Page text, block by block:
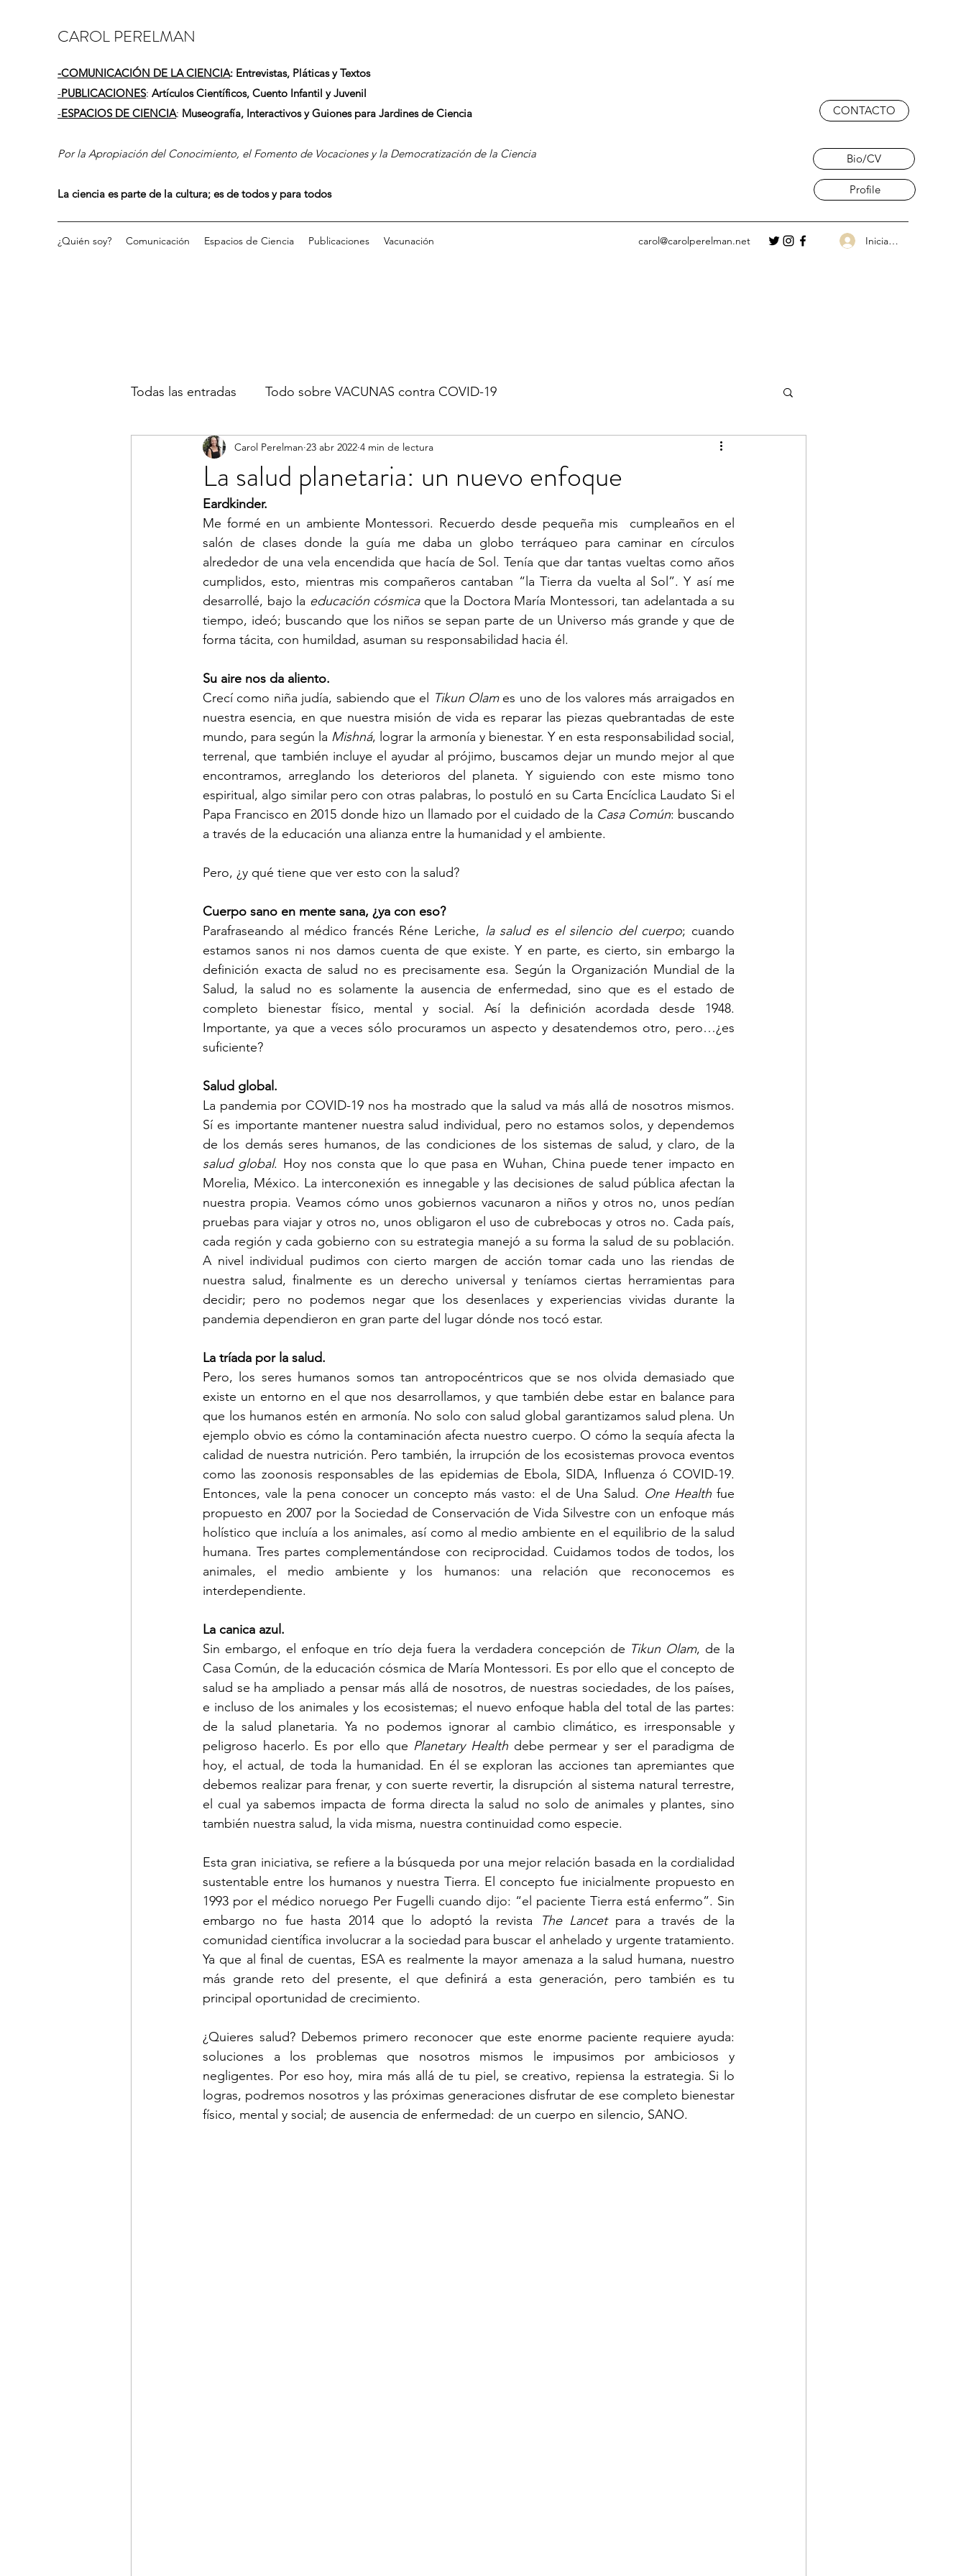
CAROL PERELMAN
-COMUNICACIÓN DE LA CIENCIA: Entrevistas, Pláticas y Textos
-PUBLICACIONES: Artículos Científicos, Cuento Infantil y Juvenil
-ESPACIOS DE CIENCIA: Museografía, Interactivos y Guiones para Jardines de Ciencia
Por la Apropiación del Conocimiento, el Fomento de Vocaciones y la Democratización de la Ciencia
La ciencia es parte de la cultura; es de todos y para todos
CONTACTO
Bio/CV
Profile
¿Quién soy? Comunicación Espacios de Ciencia Publicaciones Vacunación carol@carolperelman.net Iniciar sesión
Todas las entradas Todo sobre VACUNAS contra COVID-19
La salud planetaria: un nuevo enfoque
Carol Perelman 23 abr 2022 4 min de lectura
Eardkinder.
Me formé en un ambiente Montessori. Recuerdo desde pequeña mis  cumpleaños en el
salón de clases donde la guía me daba un globo terráqueo para caminar en círculos
alrededor de una vela encendida que hacía de Sol. Tenía que dar tantas vueltas como años
cumplidos, esto, mientras mis compañeros cantaban “la Tierra da vuelta al Sol”. Y así me
desarrollé, bajo la educación cósmica que la Doctora María Montessori, tan adelantada a su
tiempo, ideó; buscando que los niños se sepan parte de un Universo más grande y que de
forma tácita, con humildad, asuman su responsabilidad hacia él.
Su aire nos da aliento.
Crecí como niña judía, sabiendo que el
Tikun Olam es uno de los valores más arraigados en
nuestra esencia, en que nuestra misión de vida es reparar las piezas quebrantadas de este
mundo, para según la Mishná, lograr la armonía y bienestar. Y en esta responsabilidad social,
terrenal, que también incluye el ayudar al prójimo, buscamos dejar un mundo mejor al que
encontramos, arreglando los deterioros del planeta. Y siguiendo con este mismo tono
espiritual, algo similar pero con otras palabras, lo postuló en su Carta Encíclica Laudato Si el
Papa Francisco en 2015 donde hizo un llamado por el cuidado de la Casa Común: buscando
a través de la educación una alianza entre la humanidad y el ambiente.
Pero, ¿y qué tiene que ver esto con la salud?
Cuerpo sano en mente sana, ¿ya con eso?
Parafraseando al médico francés Réne Leriche, la salud es el silencio del cuerpo; cuando
estamos sanos ni nos damos cuenta de que existe. Y en parte, es cierto, sin embargo la
definición exacta de salud no es precisamente esa. Según la Organización Mundial de la
Salud, la salud no es solamente la ausencia de enfermedad, sino que es el estado de
completo bienestar físico, mental y social. Así la definición acordada desde 1948.
Importante, ya que a veces sólo procuramos un aspecto y desatendemos otro, pero…¿es
suficiente?
Salud global.
La pandemia por COVID-19 nos ha mostrado que la salud va más allá de nosotros mismos.
Sí es importante mantener nuestra salud individual, pero no estamos solos, y dependemos
salud global. Hoy nos consta que lo que pasa en Wuhan, China puede tener impacto en
Morelia, México. La interconexión es innegable y las decisiones de salud pública afectan la
nuestra propia. Veamos cómo unos gobiernos vacunaron a niños y otros no, unos pedían
pruebas para viajar y otros no, unos obligaron el uso de cubrebocas y otros no. Cada país,
cada región y cada gobierno con su estrategia manejó a su forma la salud de su población.
A nivel individual pudimos con cierto margen de acción tomar cada uno las riendas de
nuestra salud, finalmente es un derecho universal y teníamos ciertas herramientas para
decidir; pero no podemos negar que los desenlaces y experiencias vividas durante la
pandemia dependieron en gran parte del lugar dónde nos tocó estar.
La tríada por la salud.
Pero, los seres humanos somos tan antropocéntricos que se nos olvida demasiado que
existe un entorno en el que nos desarrollamos, y que también debe estar en balance para
que los humanos estén en armonía. No solo con salud global garantizamos salud plena. Un
ejemplo obvio es cómo la contaminación afecta nuestro cuerpo. O cómo la sequía afecta la
calidad de nuestra nutrición. Pero también, la irrupción de los ecosistemas provoca eventos
como las zoonosis responsables de las epidemias de Ebola, SIDA, Influenza ó COVID-19.
Entonces, vale la pena conocer un concepto más vasto: el de Una Salud. One Health fue
propuesto en 2007 por la Sociedad de Conservación de Vida Silvestre con un enfoque más
holístico que incluía a los animales, así como al medio ambiente en el equilibrio de la salud
humana. Tres partes complementándose con reciprocidad. Cuidamos todos de todos, los
animales, el medio ambiente y los humanos: una relación que reconocemos es
interdependiente.
La canica azul.
Sin embargo, el enfoque en trío deja fuera la verdadera concepción de Tikun Olam, de la
Casa Común, de la educación cósmica de María Montessori. Es por ello que el concepto de
salud se ha ampliado a pensar más allá de nosotros, de nuestras sociedades, de los países,
e incluso de los animales y los ecosistemas; el nuevo enfoque habla del total de las partes:
de la salud planetaria. Ya no podemos ignorar al cambio climático, es irresponsable y
peligroso hacerlo. Es por ello que Planetary Health debe permear y ser el paradigma de
hoy, el actual, de toda la humanidad. En él se exploran las acciones tan apremiantes que
debemos realizar para frenar, y con suerte revertir, la disrupción al sistema natural terrestre,
el cual ya sabemos impacta de forma directa la salud no solo de animales y plantes, sino
también nuestra salud, la vida misma, nuestra continuidad como especie.
Esta gran iniciativa, se refiere a la búsqueda por una mejor relación basada en la cordialidad
sustentable entre los humanos y nuestra Tierra. El concepto fue inicialmente propuesto en
1993 por el médico noruego Per Fugelli cuando dijo: “el paciente Tierra está enfermo”. Sin
embargo no fue hasta 2014 que lo adoptó la revista
The Lancet para a través de la
comunidad científica involucrar a la sociedad para buscar el anhelado y urgente tratamiento.
Ya que al final de cuentas, ESA es realmente la mayor amenaza a la salud humana, nuestro
más grande reto del presente, el que definirá a esta generación, pero también es tu
principal oportunidad de crecimiento.
¿Quieres salud? Debemos primero reconocer que este enorme paciente requiere ayuda:
soluciones a los problemas que nosotros mismos le impusimos por ambiciosos y
negligentes. Por eso hoy, mira más allá de tu piel, se creativo, repiensa la estrategia. Si lo
logras, podremos nosotros y las próximas generaciones disfrutar de ese completo bienestar
físico, mental y social; de ausencia de enfermedad: de un cuerpo en silencio, SANO.